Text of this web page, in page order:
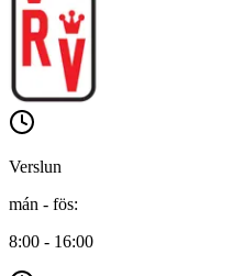
Verslun
mán - fös:
8:00 - 16:00